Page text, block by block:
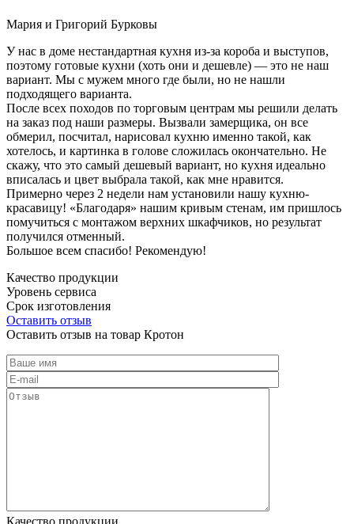
Мария и Григорий Бурковы
У нас в доме нестандартная кухня из-за короба и выступов,
поэтому готовые кухни (хоть они и дешевле) — это не наш
вариант. Мы с мужем много где были, но не нашли
подходящего варианта.
После всех походов по торговым центрам мы решили делать
на заказ под наши размеры. Вызвали замерщика, он все
обмерил, посчитал, нарисовал кухню именно такой, как
хотелось, и картинка в голове сложилась окончательно. Не
скажу, что это самый дешевый вариант, но кухня идеально
вписалась и цвет выбрала такой, как мне нравится.
Примерно через 2 недели нам установили нашу кухню-
красавицу! «Благодаря» нашим кривым стенам, им пришлось
помучиться с монтажом верхних шкафчиков, но результат
получился отменный.
Большое всем спасибо! Рекомендую!
Качество продукции
Уровень сервиса
Срок изготовления
Оставить отзыв
Оставить отзыв на товар Кротон
Качество продукции